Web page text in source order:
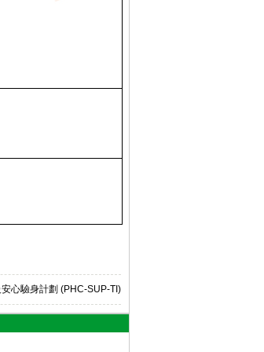
心驗身計劃 (PHC-SUP-TI)